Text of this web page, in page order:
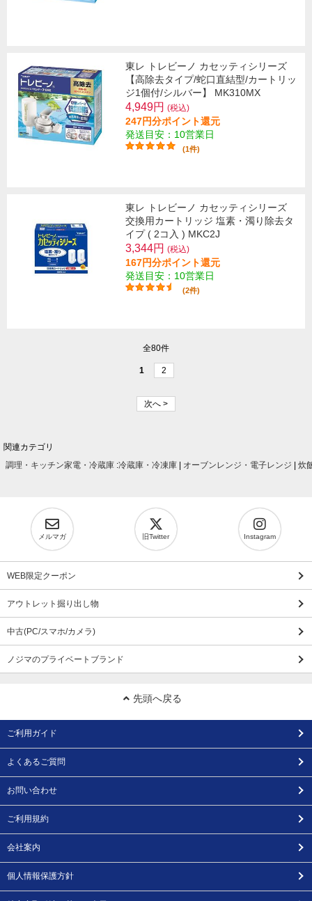
東レ トレビーノ カセッティシリーズ
【高除去タイプ/蛇口直結型/カートリッ
ジ1個付/シルバー】 MK310MX
4,949円 (税込)
247円分ポイント還元
発送目安：10営業日
(1件)
東レ トレビーノ カセッティシリーズ
交換用カートリッジ 塩素・濁り除去タ
イプ ( 2コ入 ) MKC2J
3,344円 (税込)
167円分ポイント還元
発送目安：10営業日
(2件)
全80件
1 2
次へ >
関連カテゴリ
調理・キッチン家電・冷蔵庫 :冷蔵庫・冷凍庫 オーブンレンジ・電子レンジ 炊
メルマガ 旧Twitter Instagram
WEB限定クーポン
アウトレット掘り出し物
中古(PC/スマホ/カメラ)
ノジマのプライベートブランド
先頭へ戻る
ご利用ガイド
よくあるご質問
お問い合わせ
ご利用規約
会社案内
個人情報保護方針